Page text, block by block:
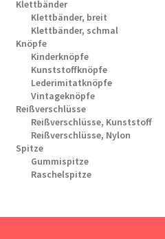
Klettbänder
Klettbänder, breit
Klettbänder, schmal
Knöpfe
Kinderknöpfe
Kunststoffknöpfe
Lederimitatknöpfe
Vintageknöpfe
Reißverschlüsse
Reißverschlüsse, Kunststoff
Reißverschlüsse, Nylon
Spitze
Gummispitze
Raschelspitze